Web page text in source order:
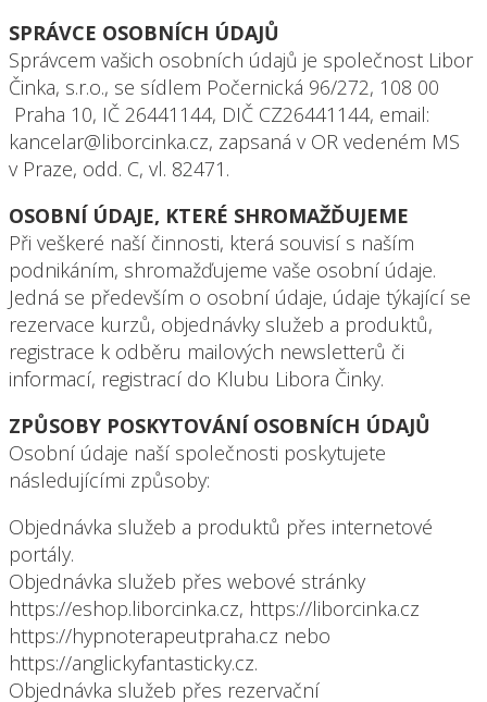
SPRÁVCE OSOBNÍCH ÚDAJŮ
Správcem vašich osobních údajů je společnost Libor
Činka, s.r.o., se sídlem Počernická 96/272, 108 00
Praha 10, IČ 26441144, DIČ CZ26441144, email:
kancelar@liborcinka.cz, zapsaná v OR vedeném MS
v Praze, odd. C, vl. 82471.
OSOBNÍ ÚDAJE, KTERÉ SHROMAŽĎUJEME
Při veškeré naší činnosti, která souvisí s naším
podnikáním, shromažďujeme vaše osobní údaje.
Jedná se především o osobní údaje, údaje týkající se
rezervace kurzů, objednávky služeb a produktů,
registrace k odběru mailových newsletterů či
informací, registrací do Klubu Libora Činky.
ZPŮSOBY POSKYTOVÁNÍ OSOBNÍCH ÚDAJŮ
Osobní údaje naší společnosti poskytujete
následujícími způsoby:
Objednávka služeb a produktů přes internetové
portály.
Objednávka služeb přes webové stránky
https://eshop.liborcinka.cz, https://liborcinka.cz
https://hypnoterapeutpraha.cz nebo
https://anglickyfantasticky.cz.
Objednávka služeb přes rezervační